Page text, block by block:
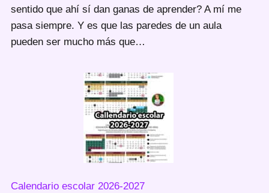
sentido que ahí sí dan ganas de aprender? A mí me
pasa siempre. Y es que las paredes de un aula
pueden ser mucho más que…
Calendario escolar 2026-2027